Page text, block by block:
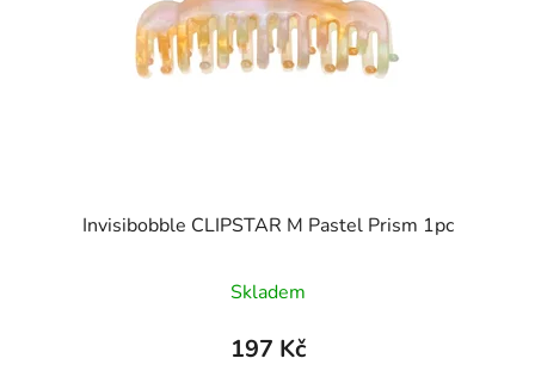
Invisibobble CLIPSTAR M Pastel Prism 1pc
Skladem
197 Kč